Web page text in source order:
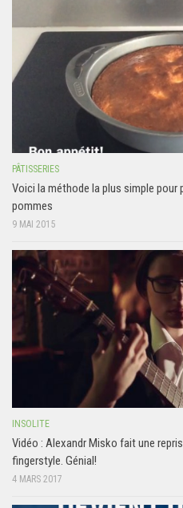
PÂTISSERIES
Voici la méthode la plus simple pour
pommes
9 MAI 2015
INSOLITE
Vidéo : Alexandr Misko fait une
fingerstyle. Génial!
4 MARS 2017